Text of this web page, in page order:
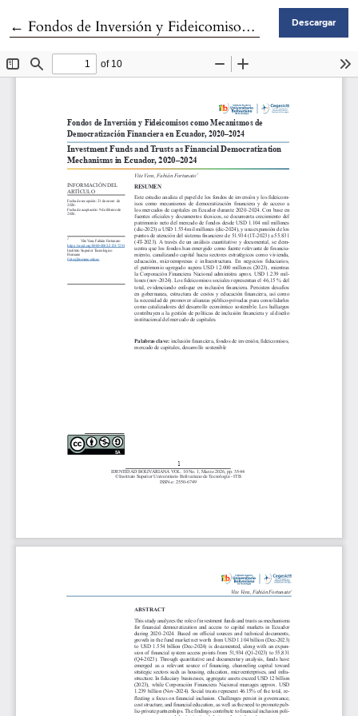
← Volver a los detalles del artículo
Fondos de Inversión y Fideicomisos como Mecanismos deDemocratización Financiera en Ecuador, 2020–2024 Descargar